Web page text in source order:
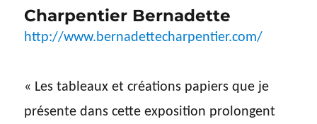
Charpentier Bernadette
http://www.bernadettecharpentier.com/
« Les tableaux et créations papiers que je
présente dans cette exposition prolongent